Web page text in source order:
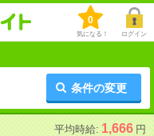
0
気になる！ ログイン
条件の変更
平均時給: 1,666 円